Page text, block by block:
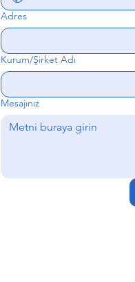
Adres
Kurum/Şirket Adı
Mesajınız